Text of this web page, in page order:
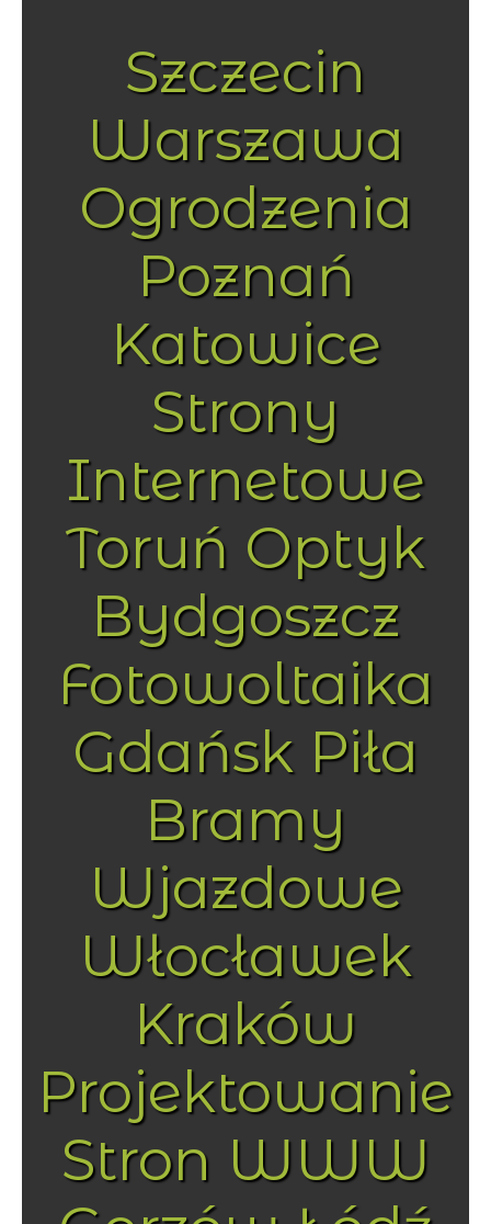
Szczecin
Warszawa
Ogrodzenia
Poznań
Katowice
Strony
Internetowe
Toruń Optyk
Bydgoszcz
Fotowoltaika
Gdańsk Piła
Bramy
Wjazdowe
Włocławek
Kraków
Projektowanie
Stron WWW